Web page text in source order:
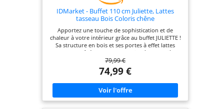
IDMarket - Buffet 110 cm Juliette, Lattes
tasseau Bois Coloris chêne
Apportez une touche de sophistication et de
chaleur à votre intérieur grâce au buffet JULIETTE !
Sa structure en bois et ses portes à effet lattes
offrent un côté moderne et design à votre pièce
Rangez vos affaires dans ses placards fermés et
exposez vos plus beaux objets sur son plateau
bois Pieds en bois de pin stables et structure en
panneaux de particules de bois robuste
Dimensions : L. 110 x l. 40 x H. 60 cm - Hauteur
pieds : 18 cm
79,99 €
74,99 €